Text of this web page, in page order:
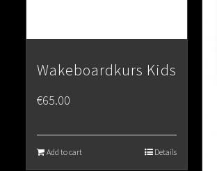
Wakeboardkurs Kids
€65.00
Add to cart Details